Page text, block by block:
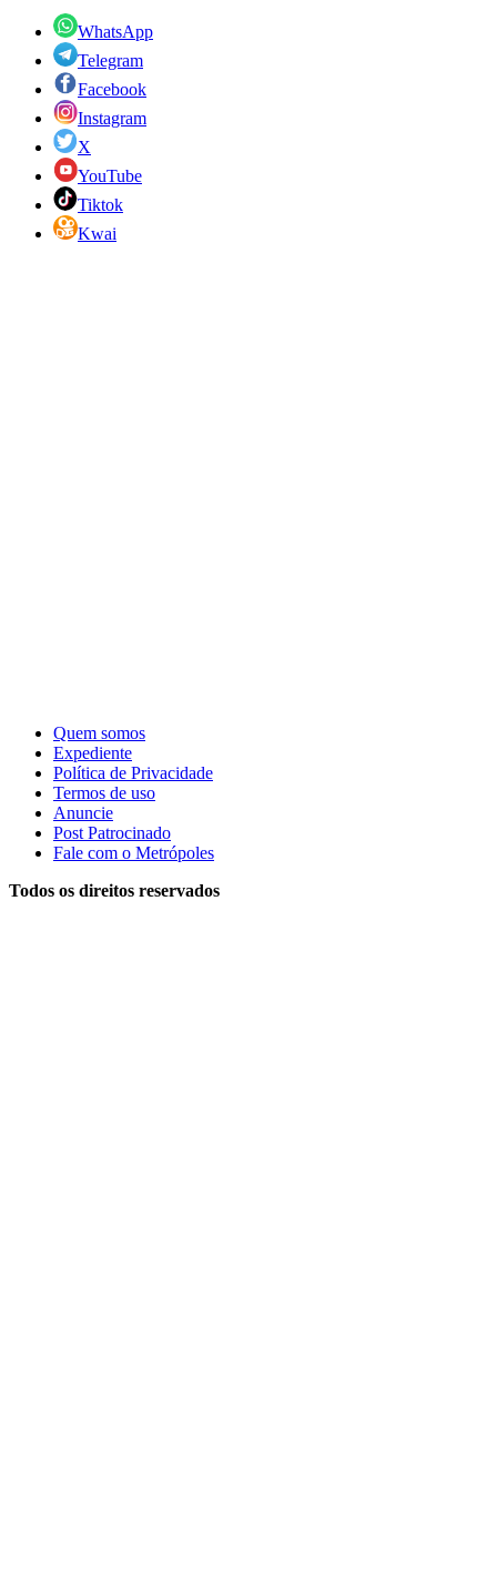
WhatsApp
Telegram
Facebook
Instagram
X
YouTube
Tiktok
Kwai
Quem somos
Expediente
Política de Privacidade
Termos de uso
Anuncie
Post Patrocinado
Fale com o Metrópoles
Todos os direitos reservados